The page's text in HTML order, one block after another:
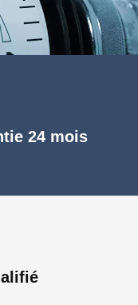
24 mois